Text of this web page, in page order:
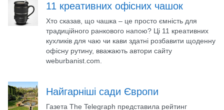
11 креативних офісних чашок
Хто сказав, що чашка – це просто ємність для
традиційного ранкового напою? Ці 11 креативних
кухликів для чаю чи кави здатні розбавити щоденну
офісну рутину, вважають автори сайту
weburbanist.com.
Найгарніші сади Європи
Газета The Telegraph представила рейтинг